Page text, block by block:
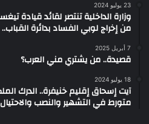
23 يوليو 2024
وزارة الداخلية تنتصر لقائد قيادة
من إخراج لوبي الفساد بدائرة القباب..
7 أبريل 2025
قصيدة.. من يشتري مني العرب؟
18 يوليو 2024
آيت إسحاق إقليم خنيفرة.. الدرك
متورط في التشهير والنصب والاحتيال